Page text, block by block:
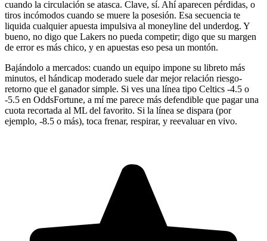
cuando la circulación se atasca. Clave, sí. Ahí aparecen pérdidas, o
tiros incómodos cuando se muere la posesión. Esa secuencia te
liquida cualquier apuesta impulsiva al moneyline del underdog. Y
bueno, no digo que Lakers no pueda competir; digo que su margen
de error es más chico, y en apuestas eso pesa un montón.
Bajándolo a mercados: cuando un equipo impone su libreto más
minutos, el hándicap moderado suele dar mejor relación riesgo-
retorno que el ganador simple. Si ves una línea tipo Celtics -4.5 o
-5.5 en OddsFortune, a mí me parece más defendible que pagar una
cuota recortada al ML del favorito. Si la línea se dispara (por
ejemplo, -8.5 o más), toca frenar, respirar, y reevaluar en vivo.